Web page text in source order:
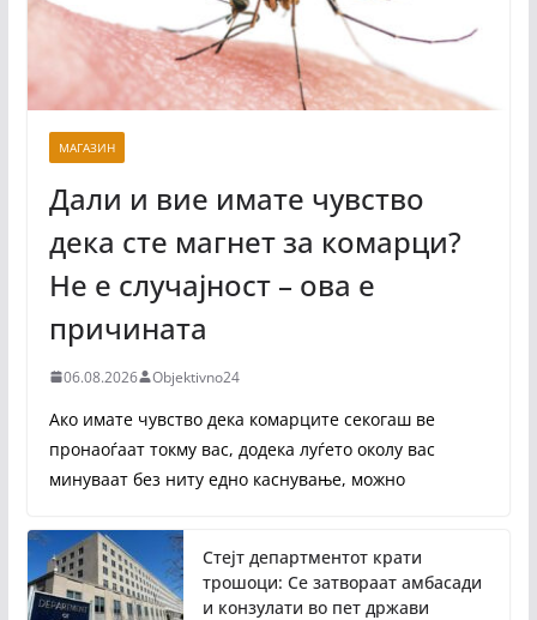
МАГАЗИН
Дали и вие имате чувство
дека сте магнет за комарци?
Не е случајност – ова е
причината
06.08.2026 Objektivno24
Ако имате чувство дека комарците секогаш ве
пронаоѓаат токму вас, додека луѓето околу вас
минуваат без ниту едно каснување, можно
Стејт департментот крати
трошоци: Се затвораат амбасади
и конзулати во пет држави